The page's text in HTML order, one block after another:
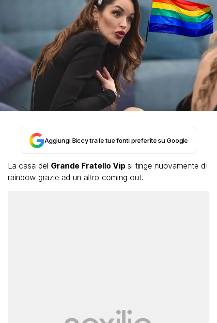
Aggiungi Biccy tra le tue fonti preferite su Google
La casa del Grande Fratello Vip si tinge nuovamente di
rainbow grazie ad un altro coming out.